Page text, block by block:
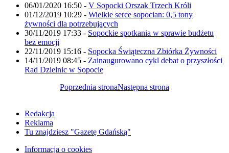
06/01/2020 16:50 - V Sopocki Orszak Trzech Króli
01/12/2019 10:29 - Wielkie serce sopocian: 0,5 tony
żywności dla potrzebujących
30/11/2019 17:33 - Sopockie spotkania w sprawie budżetu
bez emocji
22/11/2019 15:16 - Sopocka Świąteczna Zbiórka Żywności
14/11/2019 08:45 - Zainaugurowano cykl debat o przyszłości
Rad Dzielnic w Sopocie
Poprzednia stronaNastępna strona
Redakcja
Reklama
Tu znajdziesz "Gazetę Gdańską"
Informacja o cookies